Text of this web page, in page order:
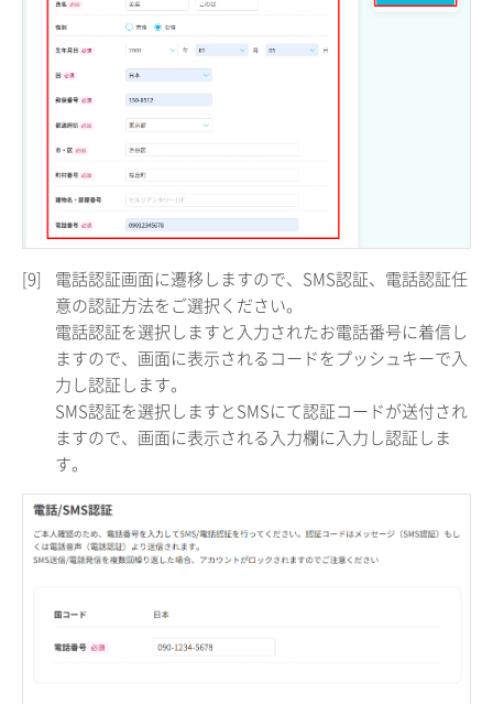
[9]
電話認証画面に遷移しますので、SMS認証、電話認証任
意の認証方法をご選択ください。
電話認証を選択しますと入力されたお電話番号に着信し
ますので、画面に表示されるコードをプッシュキーで入
力し認証します。
SMS認証を選択しますとSMSにて認証コードが送付され
ますので、画面に表示される入力欄に入力し認証しま
す。